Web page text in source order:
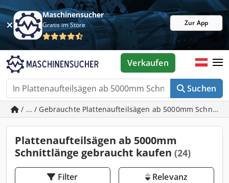
Maschinensucher
Gratis im Store Zur App
Suchen
Verkaufen
/ ... / Gebrauchte Plattenaufteilsägen ab 5000mm
Plattenaufteilsägen ab 5000mm
Schnittlänge gebraucht kaufen (24)
Filter Relevanz